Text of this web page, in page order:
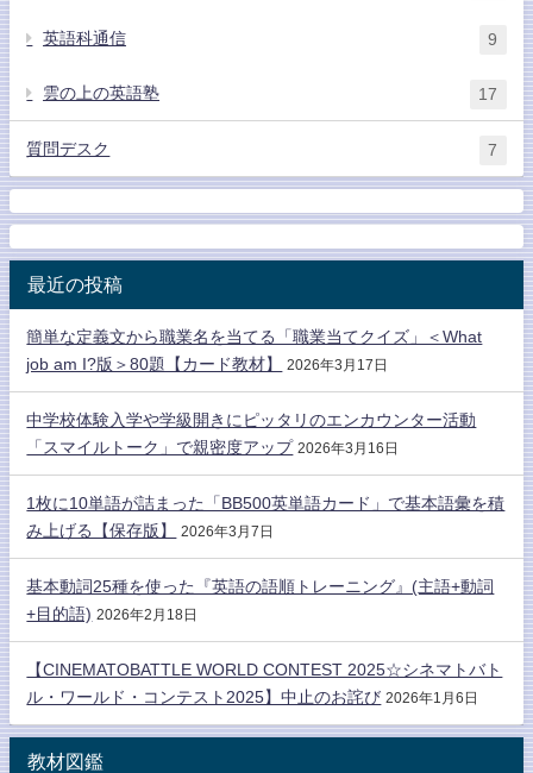
英語科通信 9
雲の上の英語塾 17
質問デスク 7
最近の投稿
簡単な定義文から職業名を当てる「職業当てクイズ」＜What
job am I?版＞80題【カード教材】
2026年3月17日
中学校体験入学や学級開きにピッタリのエンカウンター活動
「スマイルトーク」で親密度アップ 2026年3月16日
1枚に10単語が詰まった「BB500英単語カード」で基本語彙を積
み上げる【保存版】
2026年3月7日
基本動詞25種を使った『英語の語順トレーニング』(主語+動詞
+目的語) 2026年2月18日
【CINEMATOBATTLE WORLD CONTEST 2025☆シネマトバト
ル・ワールド・コンテスト2025】中止のお詫び 2026年1月6日
教材図鑑